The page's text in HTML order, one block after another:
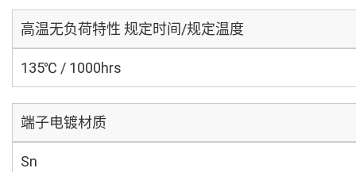
高温无负荷特性 规定时间/规定温度
135℃ / 1000hrs
端子电镀材质
Sn